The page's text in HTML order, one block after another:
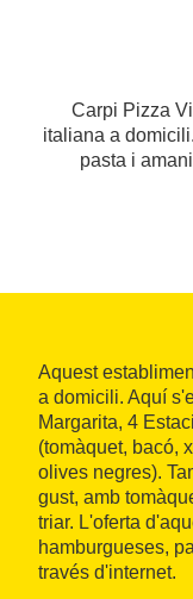
Carpi Pizza
italiana a
pasta i
Aquest
a domicili. Aquí
Margarita, 4
(tomàquet, bacó,
olives negres).
gust, amb
triar. L'oferta
hamburgueses,
través d'internet.